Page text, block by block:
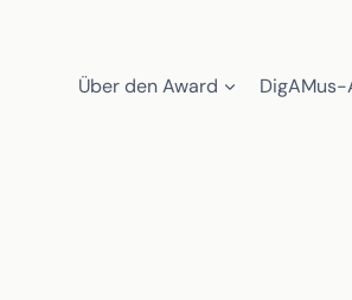
Über den Award